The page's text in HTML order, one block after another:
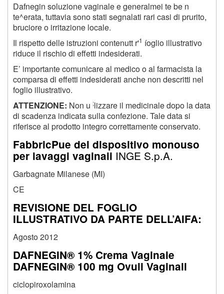
Dafnegin soluzione vaginale e generalmei te be n
te^erata, tuttavia sono stati segnalati rari casi di prurito,
bruciore o irritazione locale.
Il rispetto delle istruzioni contenutt r'1 íoglio illustrativo
riduce il rischio di effetti indesiderati.
E’ importante comunicare al medico o al farmacista la
comparsa di effetti indesiderati anche non descritti nel
foglio illustrativo.
ATTENZIONE: Non u ;lizzare il medicinale dopo la data
di scadenza indicata sulla confezione. Tale data si
riferisce al prodotto integro correttamente conservato.
FabbricPue del dispositivo monouso
per lavaggi vaginali INGE S.p.A.
Garbagnate Milanese (MI)
CE
REVISIONE DEL FOGLIO
ILLUSTRATIVO DA PARTE DELL’AIFA:
Agosto 2012
DAFNEGIN® 1% Crema Vaginale
DAFNEGIN® 100 mg Ovuli Vaginali
ciclopiroxolamina